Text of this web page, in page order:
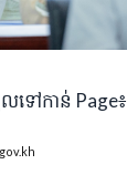
លទៅកាន់ Page៖